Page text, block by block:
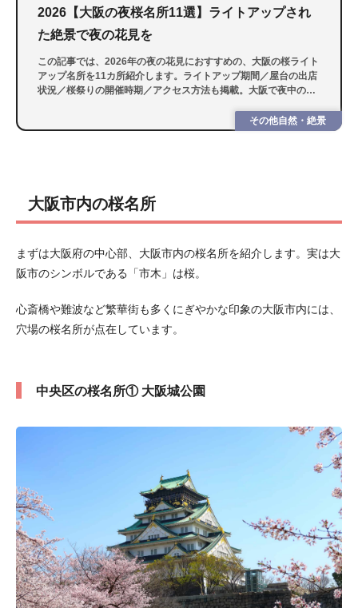
2026【大阪の夜桜名所11選】ライトアップされ
た絶景で夜の花見を
この記事では、2026年の夜の花見におすすめの、大阪の桜ライト
アップ名所を11カ所紹介します。ライトアップ期間／屋台の出店
状況／桜祭りの開催時期／アクセス方法も掲載。大阪で夜中の花
その他自然・絶景
大阪市内の桜名所
まずは大阪府の中心部、大阪市内の桜名所を紹介します。実は大
阪市のシンボルである「市木」は桜。
心斎橋や難波など繁華街も多くにぎやかな印象の大阪市内には、
穴場の桜名所が点在しています。
中央区の桜名所① 大阪城公園